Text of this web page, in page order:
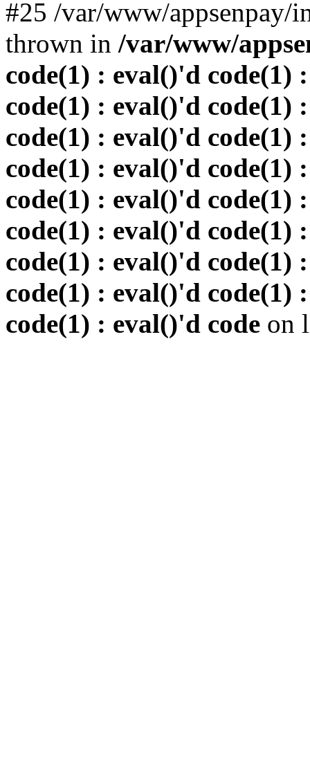
#25 /var/www/
thrown in /var/www/
code(1) : eval()'d code(1)
code(1) : eval()'d code(1)
code(1) : eval()'d code(1)
code(1) : eval()'d code(1)
code(1) : eval()'d code(1)
code(1) : eval()'d code(1)
code(1) : eval()'d code(1)
code(1) : eval()'d code(1)
code(1) : eval()'d code on